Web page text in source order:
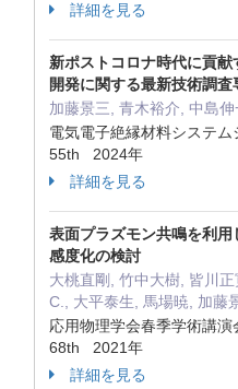
詳細を見る
新ポストコロナ時代に貢
開発に関する最新技術調
加藤景三, 青木裕介, 中島
電気電子絶縁材料システ
55th 2024年
詳細を見る
表面プラズモン共鳴を利
感度化の検討
大桃直剛, 竹中大樹, 皆川
C., 大平泰生, 馬場暁, 加藤
応用物理学会春季学術講
68th 2021年
詳細を見る